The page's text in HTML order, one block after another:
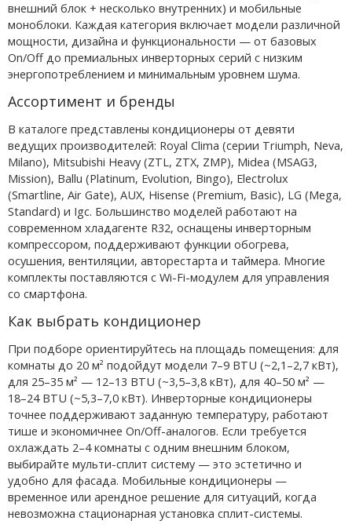
внешний блок + несколько внутренних) и мобильные
моноблоки. Каждая категория включает модели различной
мощности, дизайна и функциональности — от базовых
On/Off до премиальных инверторных серий с низким
энергопотреблением и минимальным уровнем шума.
Ассортимент и бренды
В каталоге представлены кондиционеры от девяти
ведущих производителей: Royal Clima (серии Triumph, Neva,
Milano), Mitsubishi Heavy (ZTL, ZTX, ZMP), Midea (MSAG3,
Mission), Ballu (Platinum, Evolution, Bingo), Electrolux
(Smartline, Air Gate), AUX, Hisense (Premium, Basic), LG (Mega,
Standard) и Igc. Большинство моделей работают на
современном хладагенте R32, оснащены инверторным
компрессором, поддерживают функции обогрева,
осушения, вентиляции, авторестарта и таймера. Многие
комплекты поставляются с Wi-Fi-модулем для управления
со смартфона.
Как выбрать кондиционер
При подборе ориентируйтесь на площадь помещения: для
комнаты до 20 м² подойдут модели 7–9 BTU (~2,1–2,7 кВт),
для 25–35 м² — 12–13 BTU (~3,5–3,8 кВт), для 40–50 м² —
18–24 BTU (~5,3–7,0 кВт). Инверторные кондиционеры
точнее поддерживают заданную температуру, работают
тише и экономичнее On/Off-аналогов. Если требуется
охлаждать 2–4 комнаты с одним внешним блоком,
выбирайте мульти-сплит систему — это эстетично и
удобно для фасада. Мобильные кондиционеры —
временное или арендное решение для ситуаций, когда
невозможна стационарная установка сплит-системы.